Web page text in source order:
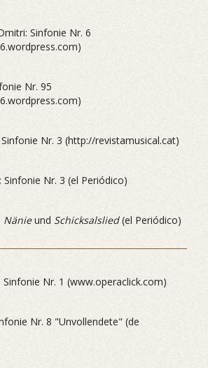
Sinfonie Nr. 6
Nr. 95
Nr. 3 (http://revistamusical.cat)
Sinfonie Nr. 3 (el Periódico)
Nänieund Schicksalslied(el Periódico)
Sinfonie Nr. 1 (www.operaclick.com)
Nr. 8 "Unvollendete" (de